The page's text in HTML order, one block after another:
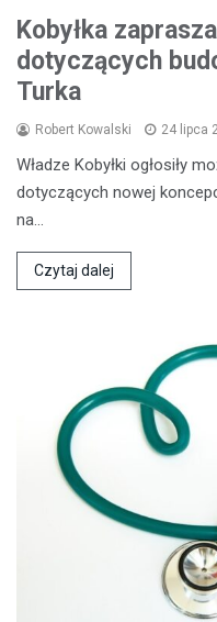
Kobyłka
dotyczących
Turka
Robert Kowalski 24 lipca
Władze Kobyłki ogłosiły
dotyczących nowej
na…
Czytaj dalej